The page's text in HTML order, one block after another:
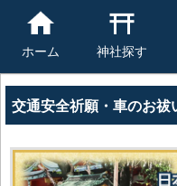
ホーム 神社探す
交通安全祈願・車のお祓